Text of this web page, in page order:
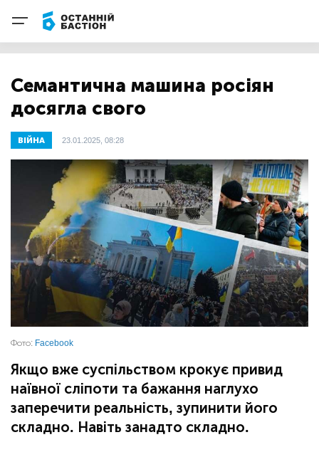
Семантична машина росіян
досягла свого
ВІЙНА 23.01.2025, 08:28
Фото: Facebook
Якщо вже суспільством крокує привид
наївної сліпоти та бажання наглухо
заперечити реальність, зупинити його
складно. Навіть занадто складно.